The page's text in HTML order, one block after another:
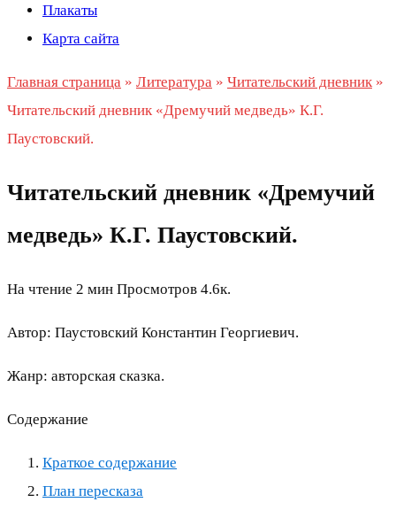
Плакаты
Карта сайта
Главная страница » Литература » Читательский дневник »
Читательский дневник «Дремучий медведь» К.Г.
Паустовский.
Читательский дневник «Дремучий
медведь» К.Г. Паустовский.
На чтение 2 мин Просмотров 4.6к.
Автор: Паустовский Константин Георгиевич.
Жанр: авторская сказка.
Содержание
Краткое содержание
План пересказа